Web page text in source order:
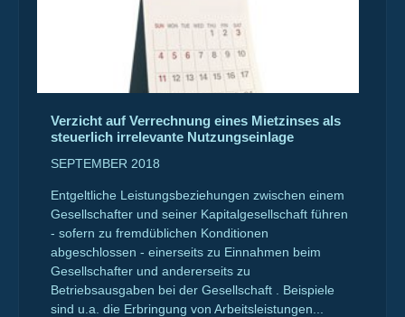
Verzicht auf Verrechnung eines Mietzinses als
steuerlich irrelevante Nutzungseinlage
SEPTEMBER 2018
Entgeltliche Leistungsbeziehungen zwischen einem
Gesellschafter und seiner Kapitalgesellschaft führen
- sofern zu fremdüblichen Konditionen
abgeschlossen - einerseits zu Einnahmen beim
Gesellschafter und andererseits zu
Betriebsausgaben bei der Gesellschaft . Beispiele
sind u.a. die Erbringung von Arbeitsleistungen...